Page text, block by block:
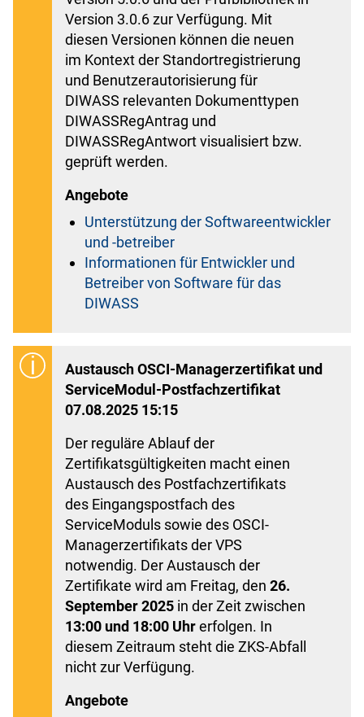
Version 3.0.6 zur Verfügung. Mit
diesen Versionen können die neuen
im Kontext der Standortregistrierung
und Benutzerautorisierung für
DIWASS relevanten Dokumenttypen
DIWASSRegAntrag und
DIWASSRegAntwort visualisiert bzw.
geprüft werden.
Angebote
Unterstützung der Softwareentwickler
und -betreiber
Informationen für Entwickler und
Betreiber von Software für das
DIWASS
Austausch OSCI-Managerzertifikat und
ServiceModul-Postfachzertifikat
07.08.2025 15:15
Der reguläre Ablauf der
Zertifikatsgültigkeiten macht einen
Austausch des Postfachzertifikats
des Eingangspostfach des
ServiceModuls sowie des OSCI-
Managerzertifikats der VPS
notwendig. Der Austausch der
Zertifikate wird am Freitag, den 26.
September 2025 in der Zeit zwischen
13:00 und 18:00 Uhrerfolgen. In
diesem Zeitraum steht die ZKS-Abfall
nicht zur Verfügung.
Angebote